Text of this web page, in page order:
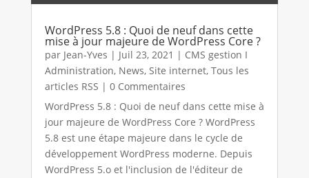
WordPress 5.8 : Quoi de neuf dans cette
mise à jour majeure de WordPress Core ?
par Jean-Yves | Juil 23, 2021 | CMS gestion I
Administration, News, Site internet, Tous les
articles RSS | 0 Commentaires
WordPress 5.8 : Quoi de neuf dans cette mise à
jour majeure de WordPress Core ? WordPress
5.8 est une étape majeure dans le cycle de
développement WordPress moderne. Depuis
WordPress 5.o et l'inclusion de l'éditeur de